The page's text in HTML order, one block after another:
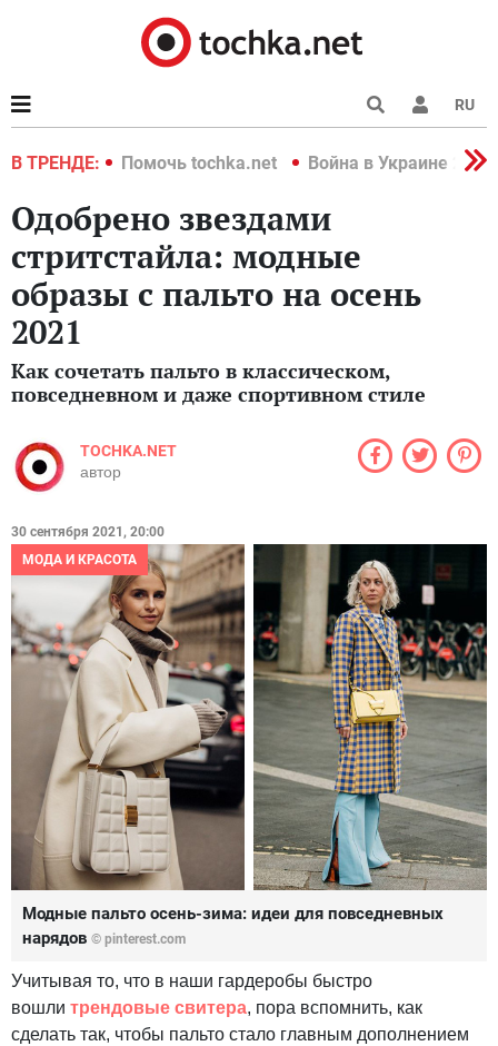
RU
В ТРЕНДЕ:
2022 Помочь tochka.net Война в Украине 2022
Одобрено звездами
стритстайла: модные
образы с пальто на осень
2021
Как сочетать пальто в классическом,
повседневном и даже спортивном стиле
TOCHKA.NET
автор
30 сентября 2021, 20:00
МОДА И КРАСОТА
Модные пальто осень-зима: идеи для повседневных
нарядов © pinterest.com
Учитывая то, что в наши гардеробы быстро
вошли трендовые свитера, пора вспомнить, как
сделать так, чтобы пальто стало главным дополнением